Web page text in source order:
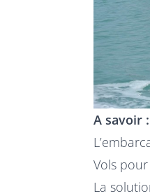
A savoir :
Vols
La